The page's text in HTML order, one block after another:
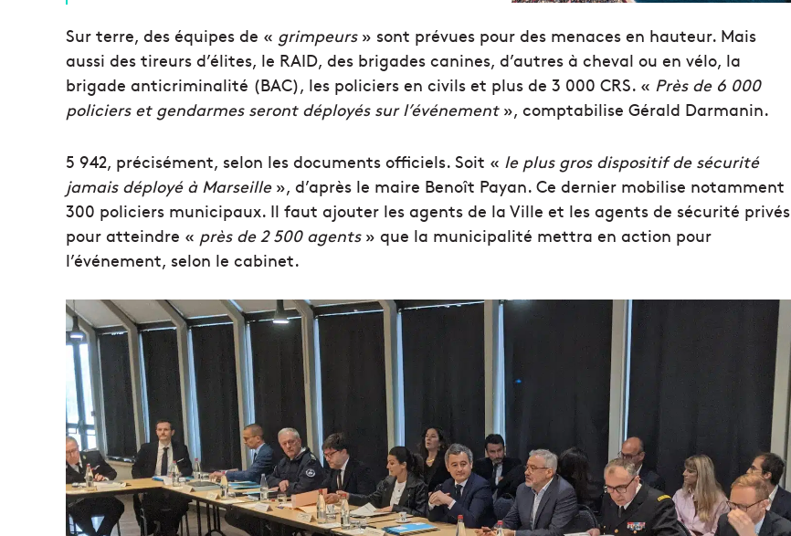
Sur terre, des équipes de « grimpeurs» sont prévues pour des menaces en hauteur. Mais
aussi des tireurs d’élites, le RAID, des brigades canines, d’autres à cheval ou en vélo, la
brigade anticriminalité (BAC), les policiers en civils et plus de 3 000 CRS. « Près de 6 000
policiers et gendarmes seront déployés sur l’événement», comptabilise Gérald Darmanin.
5 942, précisément, selon les documents officiels. Soit « le plus gros dispositif de sécurité
jamais déployé à Marseille», d’après le maire Benoît Payan. Ce dernier mobilise notamment
300 policiers municipaux. Il faut ajouter les agents de la Ville et les agents de sécurité privés
pour atteindre « près de 2 500 agents» que la municipalité mettra en action pour
l’événement, selon le cabinet.